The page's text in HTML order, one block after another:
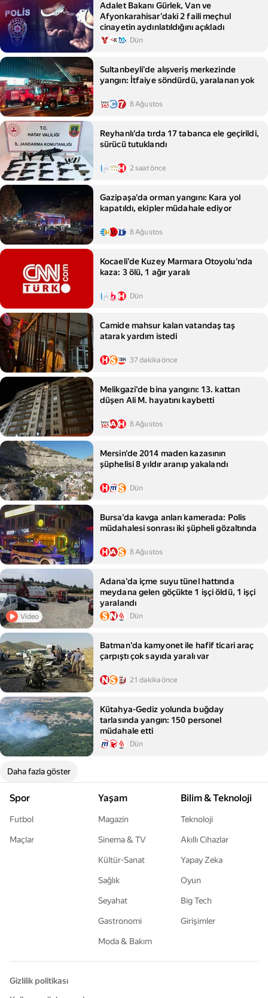
Adalet Bakanı Gürlek, Van ve
Afyonkarahisar'daki 2 faili meçhul
cinayetin aydınlatıldığını açıkladı
Dün
Sultanbeyli'de alışveriş merkezinde
yangın: İtfaiye söndürdü, yaralanan yok
8 Ağustos
Reyhanlı'da tırda 17 tabanca ele geçirildi,
sürücü tutuklandı
2 saat önce
Gazipaşa'da orman yangını: Kara yol
kapatıldı, ekipler müdahale ediyor
8 Ağustos
Kocaeli'de Kuzey Marmara Otoyolu'nda
kaza: 3 ölü, 1 ağır yaralı
Dün
Camide mahsur kalan vatandaş taş
atarak yardım istedi
37 dakika önce
Melikgazi'de bina yangını: 13. kattan
düşen Ali M. hayatını kaybetti
8 Ağustos
Mersin'de 2014 maden kazasının
şüphelisi 8 yıldır aranıp yakalandı
Dün
Bursa'da kavga anları kamerada: Polis
müdahalesi sonrası iki şüpheli gözaltında
8 Ağustos
Video
Adana'da içme suyu tünel hattında
meydana gelen göçükte 1 işçi öldü, 1 işçi
yaralandı
Dün
Batman’da kamyonet ile hafif ticari araç
çarpıştı çok sayıda yaralı var
21 dakika önce
Kütahya-Gediz yolunda buğday
tarlasında yangın: 150 personel
müdahale etti
Dün
Daha fazla göster
Spor
Futbol
Maçlar
Yaşam
Magazin
Sinema & TV
Kültür-Sanat
Sağlık
Seyahat
Gastronomi
Moda & Bakım
Bilim & Teknoloji
Teknoloji
Akıllı Cihazlar
Yapay Zeka
Oyun
Big Tech
Girişimler
Gizlilik politikası